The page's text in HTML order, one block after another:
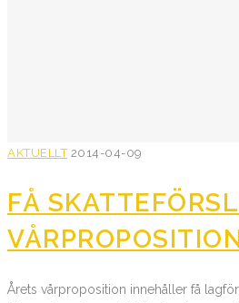
AKTUELLT 2014-04-09
FÅ
Årets vårproposition innehåller få